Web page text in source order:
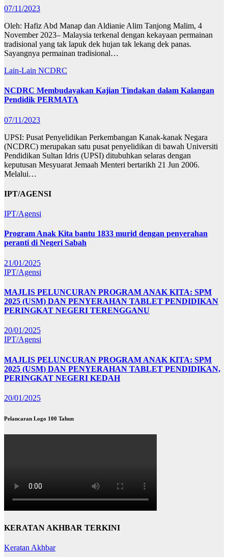
07/11/2023
Oleh: Hafiz Abd Manap dan Aldianie Alim Tanjong Malim, 4
November 2023– Malaysia terkenal dengan kekayaan permainan
tradisional yang tak lapuk dek hujan tak lekang dek panas.
Sayangnya permainan tradisional…
Lain-Lain NCDRC
NCDRC Membudayakan Kajian Tindakan dalam Kalangan
Pendidik PERMATA
07/11/2023
UPSI: Pusat Penyelidikan Perkembangan Kanak-kanak Negara
(NCDRC) merupakan satu pusat penyelidikan di bawah Universiti
Pendidikan Sultan Idris (UPSI) ditubuhkan selaras dengan
keputusan Mesyuarat Jemaah Menteri bertarikh 21 Jun 2006.
Melalui…
IPT/AGENSI
IPT/Agensi
Program Anak Kita bantu 1833 murid dengan penyerahan
peranti di Negeri Sabah
21/01/2025
IPT/Agensi
MAJLIS PELUNCURAN PROGRAM ANAK KITA: SPM
2025 (USM) DAN PENYERAHAN TABLET PENDIDIKAN
PERINGKAT NEGERI TERENGGANU
20/01/2025
IPT/Agensi
MAJLIS PELUNCURAN PROGRAM ANAK KITA: SPM
2025 (USM) DAN PENYERAHAN TABLET PENDIDIKAN,
PERINGKAT NEGERI KEDAH
20/01/2025
Pelancaran Logo 100 Tahun
KERATAN AKHBAR TERKINI
Keratan Akhbar